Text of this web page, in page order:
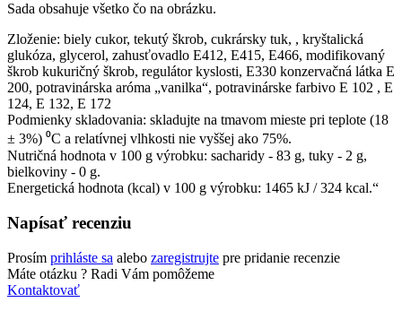
Sada obsahuje všetko čo na obrázku.
Zloženie: biely cukor, tekutý škrob, cukrársky tuk, , kryštalická
glukóza, glycerol, zahusťovadlo E412, E415, E466, modifikovaný
škrob kukuričný škrob, regulátor kyslosti, E330 konzervačná látka E
200, potravinárska aróma „vanilka“, potravinárske farbivo Е 102 , Е
124, Е 132, Е 172
Podmienky skladovania: skladujte na tmavom mieste pri teplote (18
± 3%) ⁰С a relatívnej vlhkosti nie vyššej ako 75%.
Nutričná hodnota v 100 g výrobku: sacharidy - 83 g, tuky - 2 g,
bielkoviny - 0 g.
Energetická hodnota (kcal) v 100 g výrobku: 1465 kJ / 324 kcal.“
Napísať recenziu
Prosím prihláste sa alebo zaregistrujte pre pridanie recenzie
Máte otázku ? Radi Vám pomôžeme
Kontaktovať